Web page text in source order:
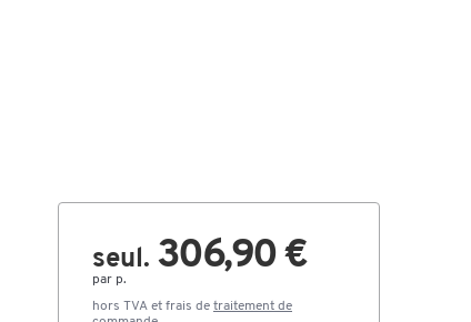
seul. 306,90 €
par p.
hors TVA et frais de traitement de